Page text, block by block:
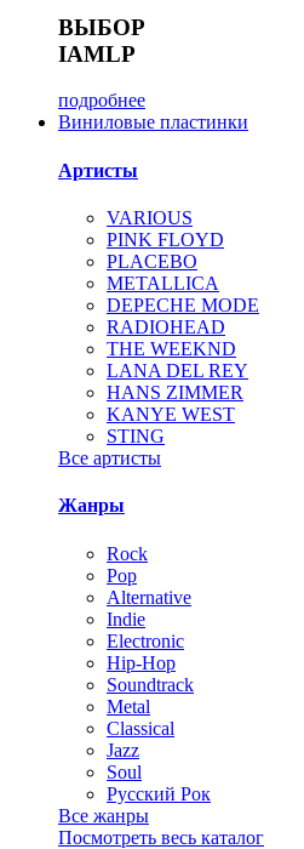
ВЫБОР
IAMLP
подробнее
Виниловые пластинки
Артисты
VARIOUS
PINK FLOYD
PLACEBO
METALLICA
DEPECHE MODE
RADIOHEAD
THE WEEKND
LANA DEL REY
HANS ZIMMER
KANYE WEST
STING
Все артисты
Жанры
Rock
Pop
Alternative
Indie
Electronic
Hip-Hop
Soundtrack
Metal
Classical
Jazz
Soul
Русский Рок
Все жанры
Посмотреть весь каталог